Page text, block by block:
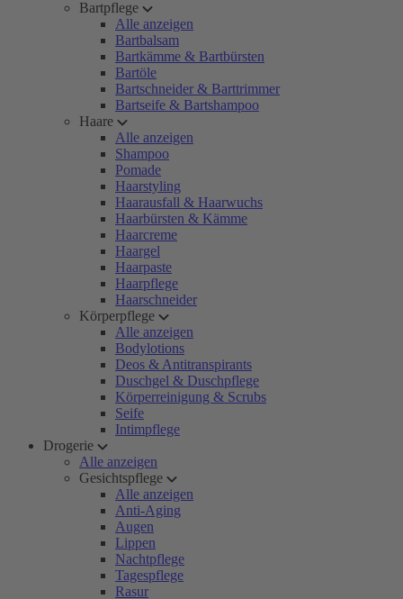
Bartpflege
Alle anzeigen
Bartbalsam
Bartkämme & Bartbürsten
Bartöle
Bartschneider & Barttrimmer
Bartseife & Bartshampoo
Haare
Alle anzeigen
Shampoo
Pomade
Haarstyling
Haarausfall & Haarwuchs
Haarbürsten & Kämme
Haarcreme
Haargel
Haarpaste
Haarpflege
Haarschneider
Körperpflege
Alle anzeigen
Bodylotions
Deos & Antitranspirants
Duschgel & Duschpflege
Körperreinigung & Scrubs
Seife
Intimpflege
Drogerie
Alle anzeigen
Gesichtspflege
Alle anzeigen
Anti-Aging
Augen
Lippen
Nachtpflege
Tagespflege
Rasur